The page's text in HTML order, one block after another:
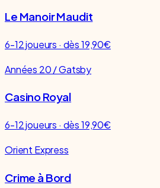
Le Manoir Maudit
6-12 joueurs · dès 19,90€
Années 20 / Gatsby
Casino Royal
6-12 joueurs · dès 19,90€
Orient Express
Crime à Bord